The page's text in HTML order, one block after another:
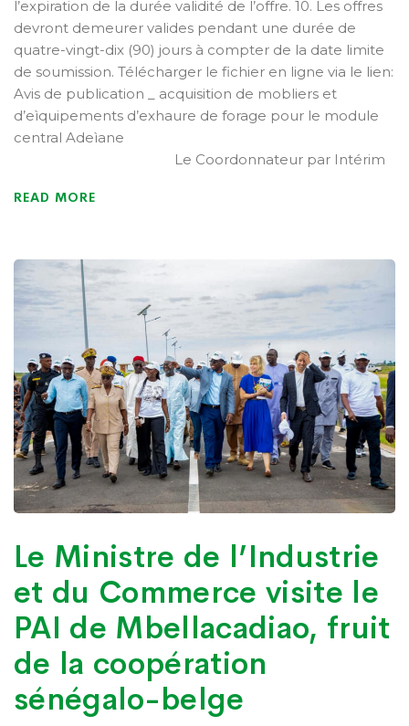
l’expiration de la durée validité de l’offre. 10. Les offres
devront demeurer valides pendant une durée de
quatre-vingt-dix (90) jours à compter de la date limite
de soumission. Télécharger le fichier en ligne via le lien:
Avis de publication _ acquisition de mobliers et
d’eìquipements d’exhaure de forage pour le module
central Adeìane
Le Coordonnateur par Intérim
READ MORE
Le Ministre de l’Industrie
et du Commerce visite le
PAI de Mbellacadiao, fruit
de la coopération
sénégalo-belge